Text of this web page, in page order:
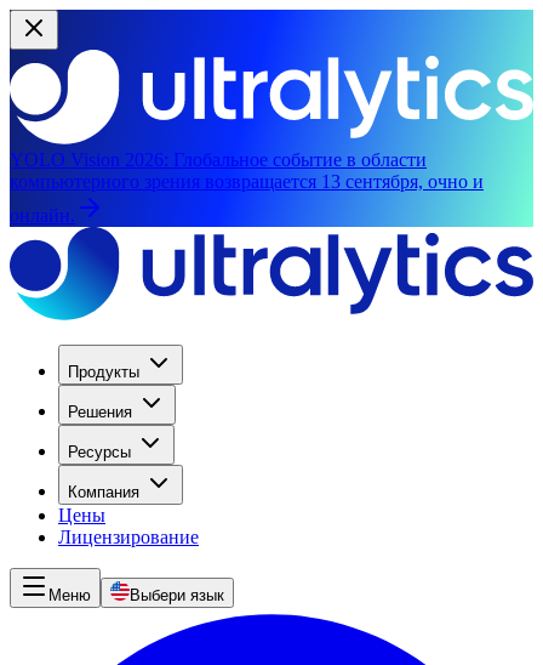
YOLO Vision 2026: Глобальное событие в области
компьютерного зрения возвращается 13 сентября, очно и
онлайн.
Продукты
Решения
Ресурсы
Компания
Цены
Лицензирование
Меню Выбери язык